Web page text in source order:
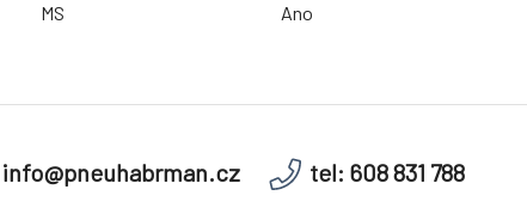
MS
Ano
info@pneuhabrman.cz tel: 608 831 788